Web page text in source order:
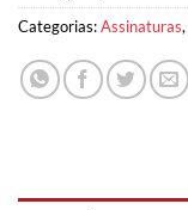
Categorias:Assinaturas,